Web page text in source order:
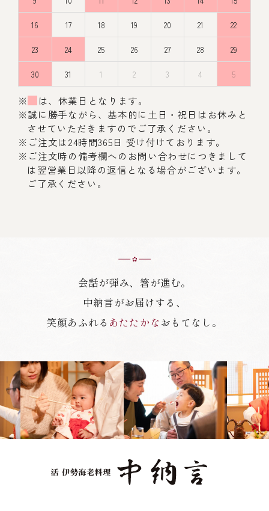
16 17 18 19 20 21 22
23 24 25 26 27 28 29
30 31 1 2 3 4 5
※
は、休業日となります。
※誠に勝手ながら、基本的に土日・祝日はお休みと
させていただきますのでご了承ください。
※ご注文は24時間365日 受け付けております。
※ご注文時の備考欄へのお問い合わせにつきまして
は翌営業日以降の返信となる場合がございます。
ご了承ください。
会話が弾み、箸が進む。
中納言がお届けする、
笑顔あふれる あたたかな おもてなし。